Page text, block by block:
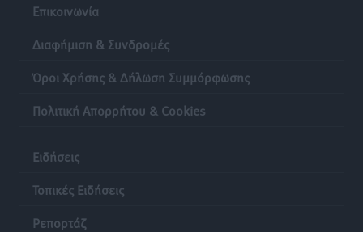
Επικοινωνία
Διαφήμιση & Συνδρομές
Όροι Χρήσης & Δήλωση Συμμόρφωσης
Πολιτική Απορρήτου & Cookies
Ειδήσεις
Τοπικές Ειδήσεις
Ρεπορτάζ